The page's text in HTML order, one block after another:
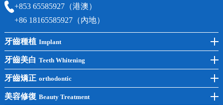
+853 65585927（港澳）
+86 18165585927（內地）
牙齒種植 Implant
前牙種植
後牙種植
單顆種植
牙齒美白 Teeth Whitening
冷光美白
洗牙
牙齒矯正 orthodontic
牙齒矯正
美容修復 Beauty Treatment